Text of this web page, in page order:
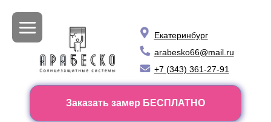
Екатеринбург
arabesko66@mail.ru
+7 (343) 361-27-91
Заказать замер БЕСПЛАТНО